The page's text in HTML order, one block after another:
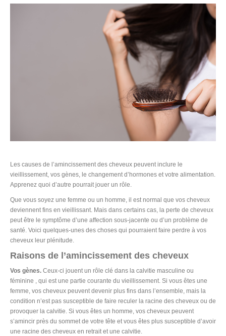
Les causes de l’amincissement des cheveux peuvent inclure le
vieillissement, vos gènes, le changement d’hormones et votre alimentation.
Apprenez quoi d’autre pourrait jouer un rôle.
Que vous soyez une femme ou un homme, il est normal que vos cheveux
deviennent fins en vieillissant. Mais dans certains cas, la perte de cheveux
peut être le symptôme d’une affection sous-jacente ou d’un problème de
santé. Voici quelques-unes des choses qui pourraient faire perdre à vos
cheveux leur plénitude.
Raisons de l’amincissement des cheveux
Vos gènes. Ceux-ci jouent un rôle clé dans la calvitie masculine ou
féminine , qui est une partie courante du vieillissement. Si vous êtes une
femme, vos cheveux peuvent devenir plus fins dans l’ensemble, mais la
condition n’est pas susceptible de faire reculer la racine des cheveux ou de
provoquer la calvitie. Si vous êtes un homme, vos cheveux peuvent
s’amincir près du sommet de votre tête et vous êtes plus susceptible d’avoir
une racine des cheveux en retrait et une calvitie.